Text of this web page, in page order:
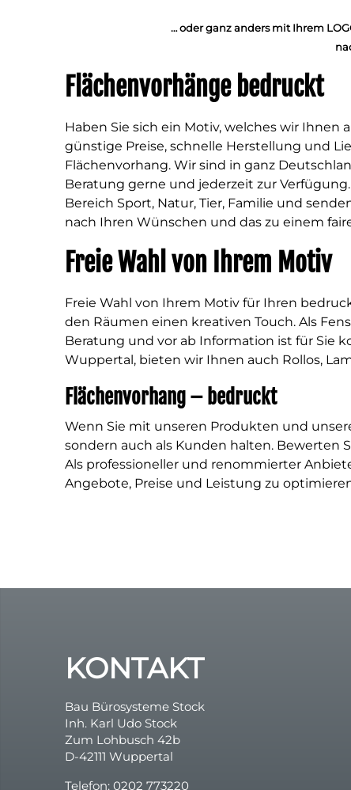
… oder ganz anders mit Ihrem
Flächenvorhänge bedruckt
Haben Sie sich ein Motiv, welches wir
günstige Preise, schnelle Herstellung und
Flächenvorhang. Wir sind in ganz
Beratung gerne und jederzeit zur
Bereich Sport, Natur, Tier, Familie und
nach Ihren Wünschen und das zu einem
Freie Wahl von Ihrem Motiv
Freie Wahl von Ihrem Motiv für Ihren
den Räumen einen kreativen Touch. Als
Beratung und vor ab Information ist für Sie
Wuppertal, bieten wir Ihnen auch Rollos,
Flächenvorhang – bedruckt
Wenn Sie mit unseren Produkten und
sondern auch als Kunden halten. Bewerten
Als professioneller und renommierter
Angebote, Preise und Leistung zu
KONTAKT
Bau Bürosysteme Stock
Inh. Karl Udo Stock
Zum Lohbusch 42b
D-42111 Wuppertal
Telefon: 0202 773220